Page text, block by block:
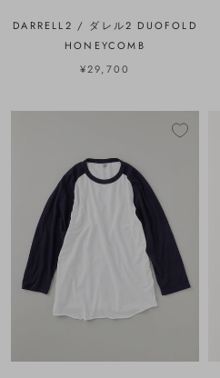
DARRELL2 / ダレル2 DUOFOLD
HONEYCOMB
¥29,700